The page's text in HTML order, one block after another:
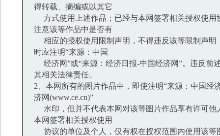
得转载、摘编或以其它
方式使用上述作品；已经与本网签署相关授权使用
注意该等作品中是否有
相应的授权使用限制声明，不得违反该等限制声明
时应注明“来源：中国
经济网”或“来源：经济日报-中国经济网”。违反前
其相关法律责任。
2、本网所有的图片作品中，即使注明“来源：中国经
济网(www.ce.cn)”
水印，但并不代表本网对该等图片作品享有许可他
本网签署相关授权使用
协议的单位及个人，仅有权在授权范围内使用该等